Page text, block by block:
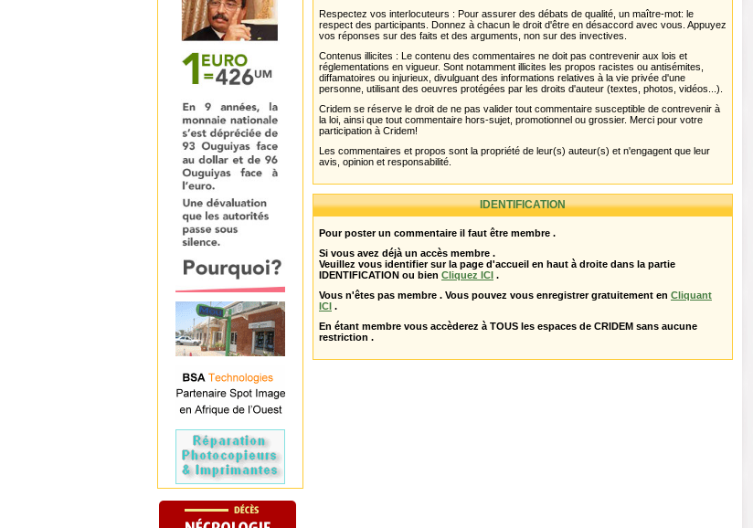
Respectez vos interlocuteurs : Pour assurer des débats de qualité, un maître-mot: le
respect des participants. Donnez à chacun le droit d'être en désaccord avec vous. Appuyez
vos réponses sur des faits et des arguments, non sur des invectives.
Contenus illicites : Le contenu des commentaires ne doit pas contrevenir aux lois et
réglementations en vigueur. Sont notamment illicites les propos racistes ou antisémites,
diffamatoires ou injurieux, divulguant des informations relatives à la vie privée d'une
personne, utilisant des oeuvres protégées par les droits d'auteur (textes, photos, vidéos...).
Cridem se réserve le droit de ne pas valider tout commentaire susceptible de contrevenir à
la loi, ainsi que tout commentaire hors-sujet, promotionnel ou grossier. Merci pour votre
participation à Cridem!
Les commentaires et propos sont la propriété de leur(s) auteur(s) et n'engagent que leur
avis, opinion et responsabilité.
IDENTIFICATION
Pour poster un commentaire il faut être membre .
Si vous avez déjà un accès membre .
Veuillez vous identifier sur la page d'accueil en haut à droite dans la partie
IDENTIFICATION ou bien Cliquez ICI .
Vous n'êtes pas membre . Vous pouvez vous enregistrer gratuitement en Cliquant
ICI .
En étant membre vous accèderez à TOUS les espaces de CRIDEM sans aucune
restriction .